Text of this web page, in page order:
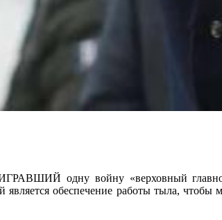
войну «верховный
обеспечение работы тыла, чтобы